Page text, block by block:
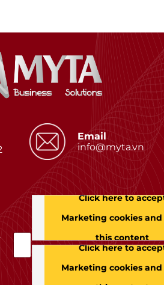
Email
info@myta.vn
Click here to
Marketing cookies and
this content
Click here to
Marketing cookies and